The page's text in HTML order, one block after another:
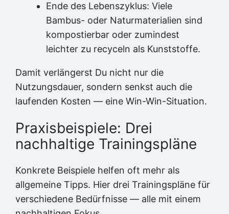
Ende des Lebenszyklus: Viele
Bambus- oder Naturmaterialien sind
kompostierbar oder zumindest
leichter zu recyceln als Kunststoffe.
Damit verlängerst Du nicht nur die
Nutzungsdauer, sondern senkst auch die
laufenden Kosten — eine Win-Win-Situation.
Praxisbeispiele: Drei
nachhaltige Trainingspläne
Konkrete Beispiele helfen oft mehr als
allgemeine Tipps. Hier drei Trainingspläne für
verschiedene Bedürfnisse — alle mit einem